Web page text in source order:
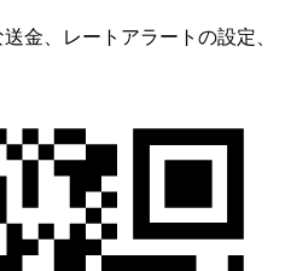
金、レートアラートの設定、